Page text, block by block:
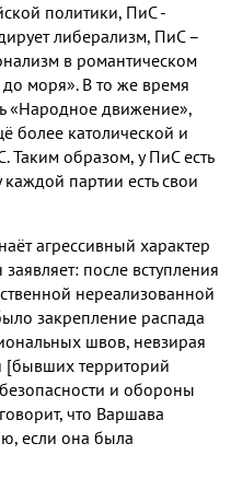
политики, ПиС -
либерализм, ПиС –
в романтическом
моря». В то же время
«Народное движение»,
более католической и
Таким образом, у ПиС есть
партии есть свои
агрессивный характер
после вступления
нереализованной
закрепление распада
швов, невзирая
[бывших территорий
и обороны
что Варшава
если она была